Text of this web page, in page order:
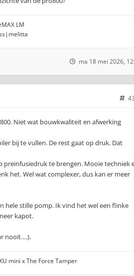
LM
ma 18 mei 2026,
Niet wat bouwkwaliteit en afwerking
bij te vullen. De rest gaat op druk. Dat
te brengen. Mooie techniek
het. Wel wat complexer, dus kan er meer
hele stille pomp. Ik vind het wel een flinke
kapot.
nooit….).
mini x The Force Tamper